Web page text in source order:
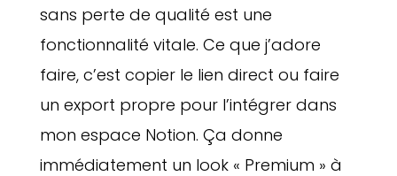
sans perte de qualité est une
fonctionnalité vitale. Ce que j’adore
faire, c’est copier le lien direct ou faire
un export propre pour l’intégrer dans
mon espace Notion. Ça donne
immédiatement un look « Premium » à